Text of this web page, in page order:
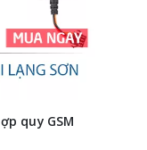
quy GSM